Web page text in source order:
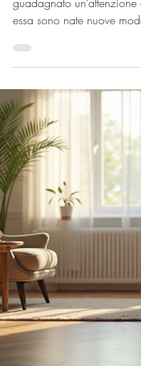
Negli ultimi anni la salute
essa sono nate nuove
cure psichiatriche. Tra
psichiatriche online per
una soluzione innovativa e
Ma come funzionano
aspettarti da una
distanza? In questo
passo, in modo semplice
scoprire come queste